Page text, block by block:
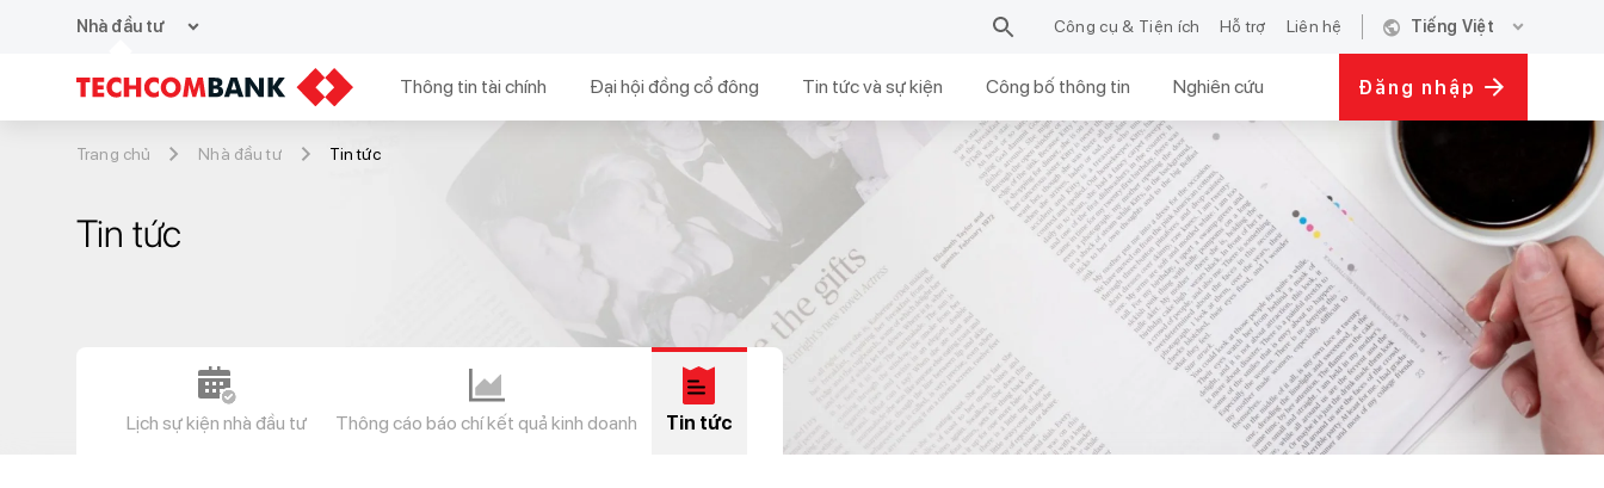
Nhà đầu tư expand_more Công cụ & Tiện ích Hỗ trợ Liên hệ public Tiếng Việt expand_more
Thông tin tài chính Đại hội đồng cổ đông Tin tức và sự kiện Công bố thông tin Nghiên cứu Đăng nhập
Trang chủ Nhà đầu tư Tin tức
Tin tức
Lịch sự kiện nhà đầu tư Thông cáo báo chí kết quả kinh doanh Tin tức